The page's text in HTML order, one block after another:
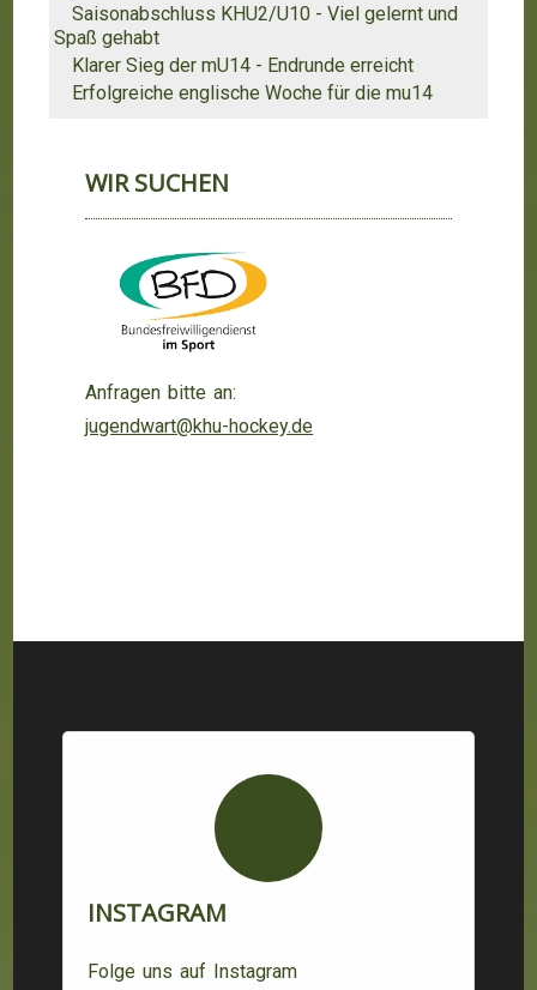
Saisonabschluss KHU2/U10 - Viel gelernt und
Spaß gehabt
Klarer Sieg der mU14 - Endrunde erreicht
Erfolgreiche englische Woche für die mu14
WIR SUCHEN
Anfragen bitte an:
jugendwart@khu-hockey.de
INSTAGRAM
Folge uns auf Instagram